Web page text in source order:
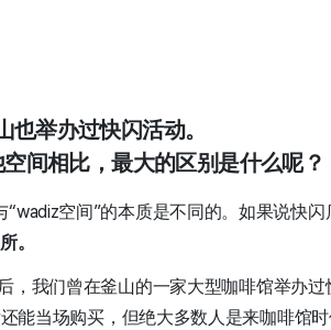
也举办过快闪活动。
间相比，最大的区别是什么呢？
“wadiz空间”的本质是不同的。如果说快
。
，我们曾在釜山的一家大型咖啡馆举办
能当场购买，但绝大多数人是来咖啡馆